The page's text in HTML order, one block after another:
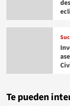
Te pueden